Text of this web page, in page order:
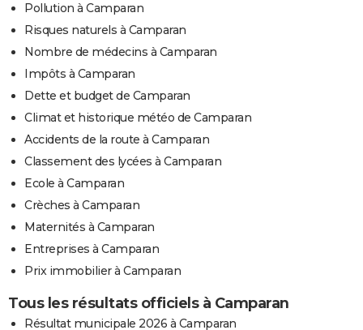
Pollution à Camparan
Risques naturels à Camparan
Nombre de médecins à Camparan
Impôts à Camparan
Dette et budget de Camparan
Climat et historique météo de Camparan
Accidents de la route à Camparan
Classement des lycées à Camparan
Ecole à Camparan
Crèches à Camparan
Maternités à Camparan
Entreprises à Camparan
Prix immobilier à Camparan
Tous les résultats officiels à Camparan
Résultat municipale 2026 à Camparan